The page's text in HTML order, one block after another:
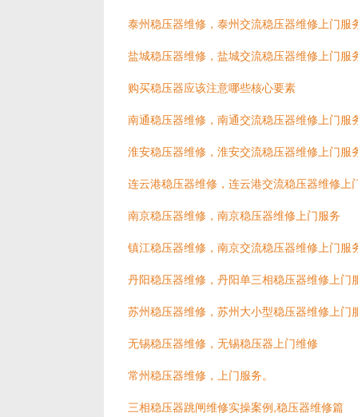
泰州稳压器维修，泰州交流稳压器维修上门服
盐城稳压器维修，盐城交流稳压器维修上门服
购买稳压器应该注意哪些核心要素
南通稳压器维修，南通交流稳压器维修上门服
淮安稳压器维修，淮安交流稳压器维修上门服
连云港稳压器维修，连云港交流稳压器维修上
南京稳压器维修，南京稳压器维修上门服务
镇江稳压器维修，南京交流稳压器维修上门服
丹阳稳压器维修，丹阳单三相稳压器维修上门
苏州稳压器维修，苏州大小型稳压器维修上门
无锡稳压器维修，无锡稳压器上门维修
常州稳压器维修，上门服务。
三相稳压器跳闸维修实操案例,稳压器维修篇